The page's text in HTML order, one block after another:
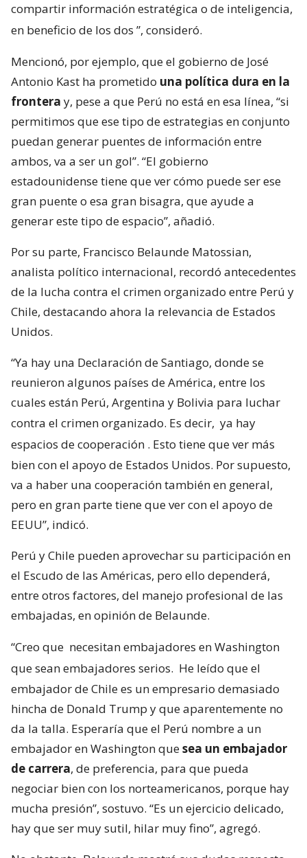
compartir información estratégica o de inteligencia,
en beneficio de los dos ”, consideró.
Mencionó, por ejemplo, que el gobierno de José
Antonio Kast ha prometido una política dura en la
frontera y, pese a que Perú no está en esa línea, “si
permitimos que ese tipo de estrategias en conjunto
puedan generar puentes de información entre
ambos, va a ser un gol”. “El gobierno
estadounidense tiene que ver cómo puede ser ese
gran puente o esa gran bisagra, que ayude a
generar este tipo de espacio”, añadió.
Por su parte, Francisco Belaunde Matossian,
analista político internacional, recordó antecedentes
de la lucha contra el crimen organizado entre Perú y
Chile, destacando ahora la relevancia de Estados
Unidos.
“Ya hay una Declaración de Santiago, donde se
reunieron algunos países de América, entre los
cuales están Perú, Argentina y Bolivia para luchar
contra el crimen organizado. Es decir, ya hay
espacios de cooperación . Esto tiene que ver más
bien con el apoyo de Estados Unidos. Por supuesto,
va a haber una cooperación también en general,
pero en gran parte tiene que ver con el apoyo de
EEUU”, indicó.
Perú y Chile pueden aprovechar su participación en
el Escudo de las Américas, pero ello dependerá,
entre otros factores, del manejo profesional de las
embajadas, en opinión de Belaunde.
“Creo que necesitan embajadores en Washington
que sean embajadores serios. He leído que el
embajador de Chile es un empresario demasiado
hincha de Donald Trump y que aparentemente no
da la talla. Esperaría que el Perú nombre a un
embajador en Washington quesea un embajador
de carrera, de preferencia, para que pueda
negociar bien con los norteamericanos, porque hay
mucha presión”, sostuvo. “Es un ejercicio delicado,
hay que ser muy sutil, hilar muy fino”, agregó.